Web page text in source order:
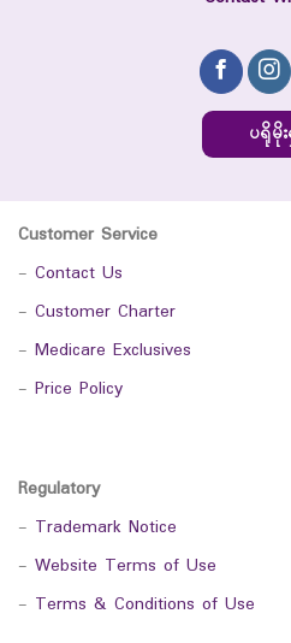
ပရိုမို
Customer Service
- Contact Us
- Customer Charter
- Medicare Exclusives
- Price Policy
Regulatory
- Trademark Notice
- Website Terms of Use
- Terms & Conditions of Use